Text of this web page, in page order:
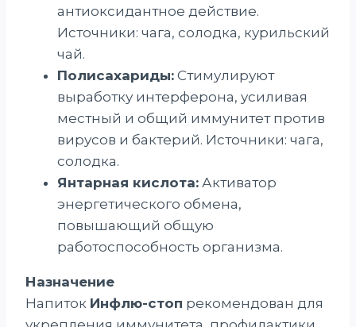
антиоксидантное действие.
Источники: чага, солодка, курильский
чай.
Полисахариды: Стимулируют
выработку интерферона, усиливая
местный и общий иммунитет против
вирусов и бактерий. Источники: чага,
солодка.
Янтарная кислота: Активатор
энергетического обмена,
повышающий общую
работоспособность организма.
Назначение
Напиток Инфлю-стоп рекомендован для